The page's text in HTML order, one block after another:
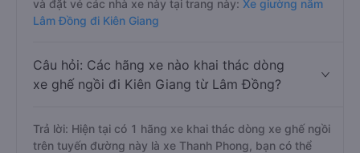
và đặt vé các nhà xe này tại trang này: Xe giường nằm
Lâm Đồng đi Kiên Giang
Câu hỏi: Các hãng xe nào khai thác dòng
xe ghế ngồi đi Kiên Giang từ Lâm Đồng?
Trả lời: Hiện tại có 1 hãng xe khai thác dòng xe ghế ngồi
trên tuyến đường này là xe Thanh Phong, bạn có thể